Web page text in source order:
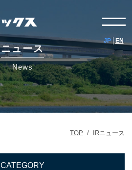
EN
JP
ニュース
News
TOP / IRニュース
CATEGORY